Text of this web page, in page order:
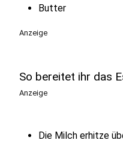
Butter
Anzeige
So bereitet ihr das
Anzeige
Die Milch erhitze